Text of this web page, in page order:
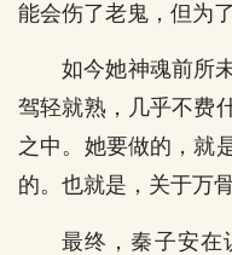
能会伤了老鬼，但为
如今她神魂前所
驾轻就熟，几乎不费
之中。她要做的，就
的。也就是，关于万
最终，秦子安在